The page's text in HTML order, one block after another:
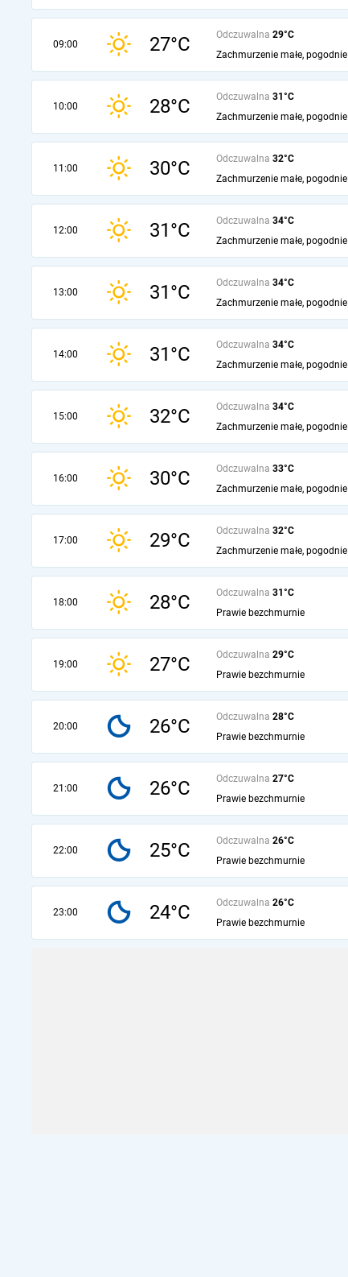
09:00 27°C Odczuwalna 29°C
Zachmurzenie małe, pogodnie
10:00 28°C Odczuwalna 31°C
Zachmurzenie małe, pogodnie
11:00 30°C Odczuwalna 32°C
Zachmurzenie małe, pogodnie
12:00 31°C Odczuwalna 34°C
Zachmurzenie małe, pogodnie
13:00 31°C Odczuwalna 34°C
Zachmurzenie małe, pogodnie
14:00 31°C Odczuwalna 34°C
Zachmurzenie małe, pogodnie
15:00 32°C Odczuwalna 34°C
Zachmurzenie małe, pogodnie
16:00 30°C Odczuwalna 33°C
Zachmurzenie małe, pogodnie
17:00 29°C Odczuwalna 32°C
Zachmurzenie małe, pogodnie
18:00 28°C Odczuwalna 31°C
Prawie bezchmurnie
19:00 27°C Odczuwalna 29°C
Prawie bezchmurnie
20:00 26°C Odczuwalna 28°C
Prawie bezchmurnie
21:00 26°C Odczuwalna 27°C
Prawie bezchmurnie
22:00 25°C Odczuwalna 26°C
Prawie bezchmurnie
23:00 24°C Odczuwalna 26°C
Prawie bezchmurnie